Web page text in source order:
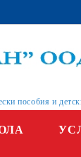
пособия и